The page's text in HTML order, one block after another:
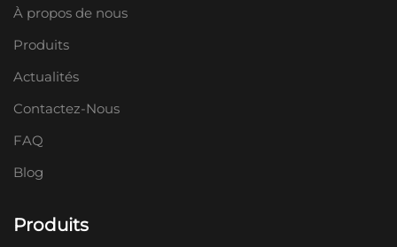
À propos de nous
Produits
Actualités
Contactez-Nous
FAQ
Blog
Produits